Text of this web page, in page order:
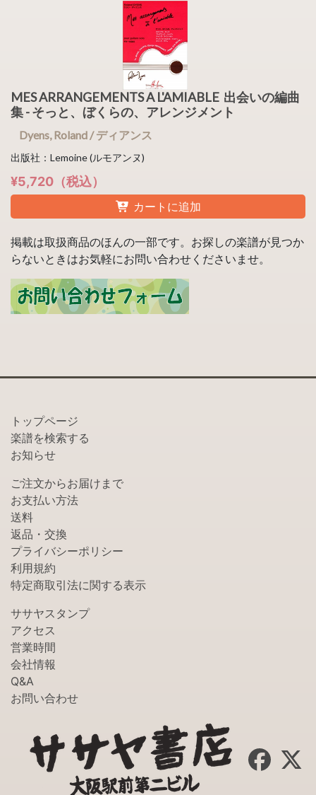
MES ARRANGEMENTS A L'AMIABLE 出会いの編曲
集 - そっと、ぼくらの、アレンジメント
Dyens, Roland / ディアンス
出版社：Lemoine (ルモアンヌ)
¥5,720（税込）
カートに追加
掲載は取扱商品のほんの一部です。お探しの楽譜が見つか
らないときはお気軽にお問い合わせくださいませ。
トップページ
楽譜を検索する
お知らせ
ご注文からお届けまで
お支払い方法
送料
返品・交換
プライバシーポリシー
利用規約
特定商取引法に関する表示
ササヤスタンプ
アクセス
営業時間
会社情報
Q&A
お問い合わせ